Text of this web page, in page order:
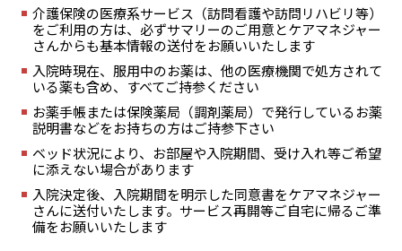
介護保険の医療系サービス（訪問看護や訪問リハビリ等）
をご利用の方は、必ずサマリーのご用意とケアマネジャー
さんからも基本情報の送付をお願いいたします
入院時現在、服用中のお薬は、他の医療機関で処方されて
いる薬も含め、すべてご持参ください
お薬手帳または保険薬局（調剤薬局）で発行しているお薬
説明書などをお持ちの方はご持参下さい
ベッド状況により、お部屋や入院期間、受け入れ等ご希望
に添えない場合があります
入院決定後、入院期間を明示した同意書をケアマネジャー
さんに送付いたします。サービス再開等ご自宅に帰るご準
備をお願いいたします